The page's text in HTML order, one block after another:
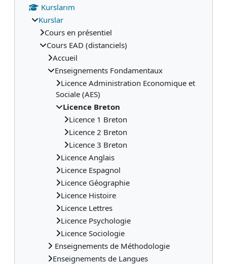
Kurslarım
Kurslar
Cours en présentiel
Cours EAD (distanciels)
Accueil
Enseignements Fondamentaux
Licence Administration Economique et
Sociale (AES)
Licence Breton
Licence 1 Breton
Licence 2 Breton
Licence 3 Breton
Licence Anglais
Licence Espagnol
Licence Géographie
Licence Histoire
Licence Lettres
Licence Psychologie
Licence Sociologie
Enseignements de Méthodologie
Enseignements de Langues